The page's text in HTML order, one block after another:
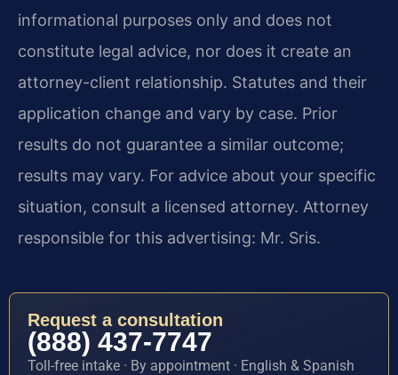
informational purposes only and does not
constitute legal advice, nor does it create an
attorney-client relationship. Statutes and their
application change and vary by case. Prior
results do not guarantee a similar outcome;
results may vary. For advice about your specific
situation, consult a licensed attorney. Attorney
responsible for this advertising: Mr. Sris.
Request a consultation
(888) 437-7747
Toll-free intake · By appointment · English & Spanish